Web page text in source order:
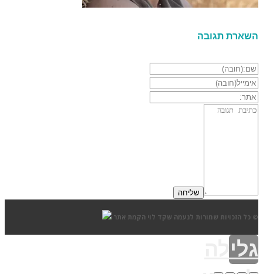
השארת תגובה
© כל הזכויות שמורות לנעמה שקד לוי הקמת אתר
גלילה